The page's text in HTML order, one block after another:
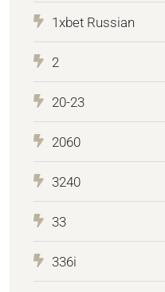
1xbet Russian
2
20-23
2060
3240
33
336i